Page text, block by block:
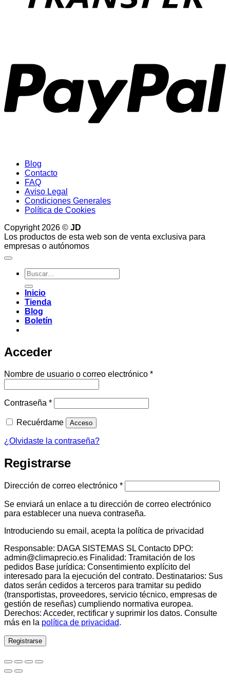
Blog
Contacto
FAQ
Aviso Legal
Condiciones Generales
Política de Cookies
Copyright 2026 © JD
Los productos de esta web son de venta exclusiva para
empresas o autónomos
Buscar
por:
Inicio
Tienda
Blog
Boletín
Acceder
Nombre de usuario o correo electrónico *Obligatorio
Contraseña *Obligatorio
Recuérdame Acceso
¿Olvidaste la contraseña?
Registrarse
Dirección de correo electrónico *Obligatorio
Se enviará un enlace a tu dirección de correo electrónico
para establecer una nueva contraseña.
Introduciendo su email, acepta la política de privacidad
Responsable: DAGA SISTEMAS SL Contacto DPO:
admin@climaprecio.es Finalidad: Tramitación de los
pedidos Base jurídica: Consentimiento explícito del
interesado para la ejecución del contrato. Destinatarios: Sus
datos serán cedidos a terceros para tramitar su pedido
(transportistas, proveedores, servicio técnico, empresas de
gestión de reseñas) cumpliendo normativa europea.
Derechos: Acceder, rectificar y suprimir los datos. Consulte
más en la política de privacidad.
Registrarse